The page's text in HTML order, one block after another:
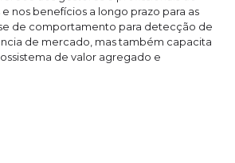
nos benefícios a longo prazo para as
de comportamento para detecção de
de mercado, mas também capacita
de valor agregado e